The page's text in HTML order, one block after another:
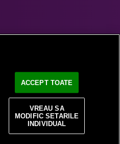
ACCEPT TOATE
VREAU SA
MODIFIC SETARILE
INDIVIDUAL